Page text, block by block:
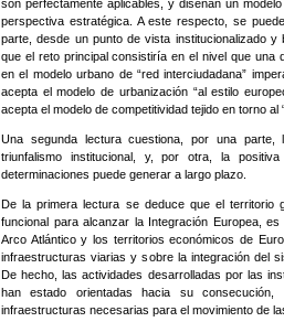
son perfectamente aplicables, y diseñan un
perspectiva estratégica. A este respecto, se
parte, desde un punto de vista institucionalizado
que el reto principal consistiría en el nivel que una
en el modelo urbano de “red interciudadana”
acepta el modelo de urbanización “al estilo
acepta el modelo de competitividad tejido en torno al
Una segunda lectura cuestiona, por una parte,
triunfalismo institucional, y, por otra, la
determinaciones puede generar a largo plazo.
De la primera lectura se deduce que el territorio
funcional para alcanzar la Integración Europea,
Arco Atlántico y los territorios económicos de
infraestructuras viarias y sobre la integración del
De hecho, las actividades desarrolladas por las
han estado orientadas hacia su
infraestructuras necesarias para el movimiento de